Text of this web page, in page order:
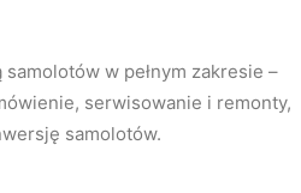
w pełnym zakresie –
serwisowanie i remonty,
samolotów.